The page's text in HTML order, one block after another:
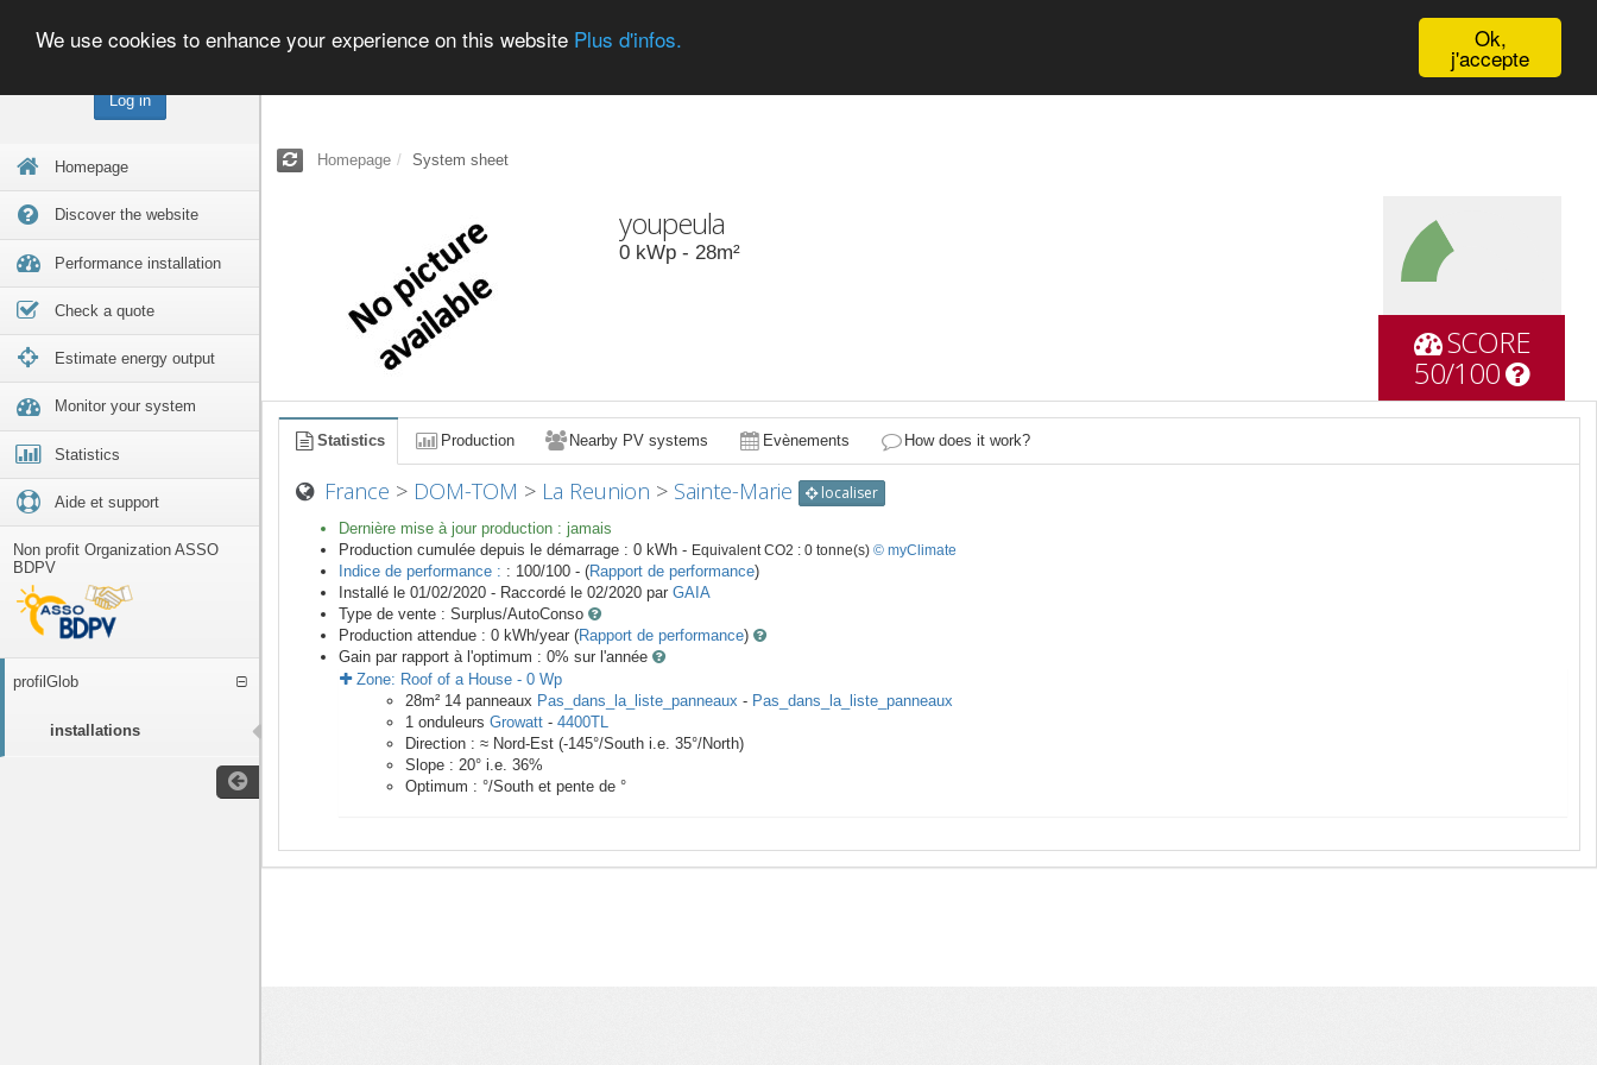
Log in
Homepage
Discover the website
Performance installation
Check a quote
Estimate energy output
Monitor your system
Statistics
Aide et support
Non profit Organization ASSO
BDPV
profilGlob
installations
Ok,
j'accepte
We use cookies to enhance your experience on this website Plus d'infos.
Homepage System sheet
youpeula
0 kWp - 28m²
SCORE
50/100
Statistics Production Nearby PV systems Evènements How does it work?
France > DOM-TOM > La Reunion > Sainte-Marie localiser
Dernière mise à jour production : jamais
Production cumulée depuis le démarrage : 0 kWh - Equivalent CO2 : 0 tonne(s) © myClimate
Indice de performance : : 100/100 - (Rapport de performance)
Installé le 01/02/2020 - Raccordé le 02/2020 par GAIA
Type de vente : Surplus/AutoConso
Production attendue : 0 kWh/year (Rapport de performance)
Gain par rapport à l'optimum : 0% sur l'année
Zone: Roof of a House - 0 Wp
28m² 14 panneaux Pas_dans_la_liste_panneaux - Pas_dans_la_liste_panneaux
1 onduleurs Growatt - 4400TL
Direction : ≈ Nord-Est (-145°/South i.e. 35°/North)
Slope : 20° i.e. 36%
Optimum : °/South et pente de °